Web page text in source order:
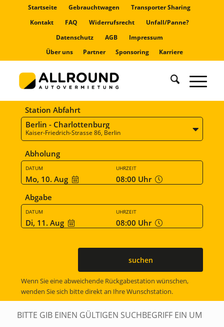
Startseite Gebrauchtwagen
Transporter Sharing
Kontakt
FAQ Widerrufsrecht
Unfall/Panne?
Datenschutz
AGB
Impressum
Über uns
Partner Sponsoring Karriere
Station Abfahrt
Berlin - Charlottenburg
Kaiser-Friedrich-Strasse 86, Berlin
Abholung
DATUM
Mo, 10. Aug
UHRZEIT
08:00 Uhr
Abgabe
DATUM
Di, 11. Aug
UHRZEIT
08:00 Uhr
suchen
Wenn Sie eine abweichende Rückgabestation wünschen,
wenden Sie sich bitte direkt an Ihre Wunschstation.
BITTE GIB EINEN GÜLTIGEN SUCHBEGRIFF EIN UM